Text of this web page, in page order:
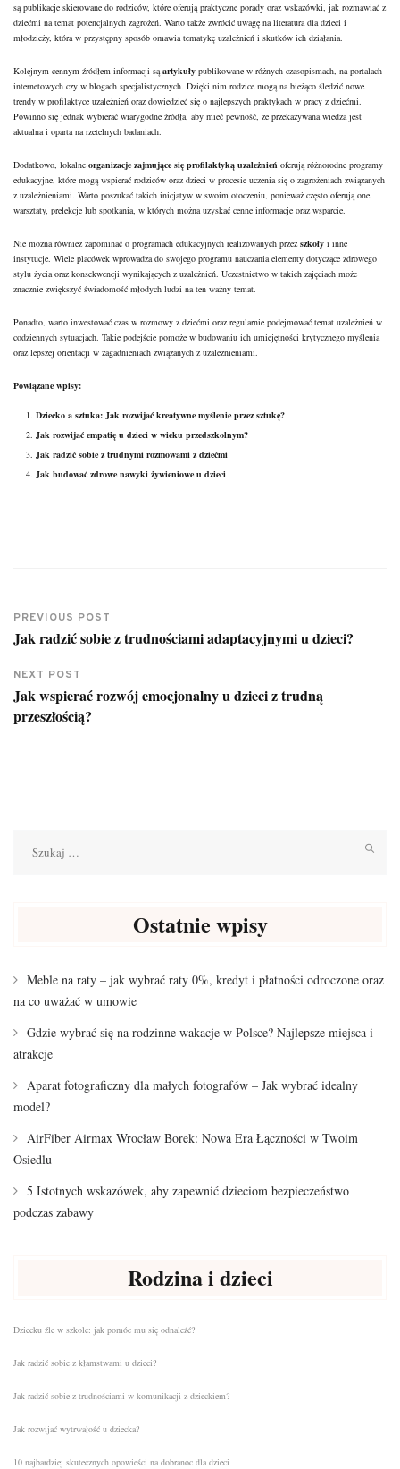
są publikacje skierowane do rodziców, które oferują praktyczne porady oraz wskazówki, jak rozmawiać z
dziećmi na temat potencjalnych zagrożeń. Warto także zwrócić uwagę na literatura dla dzieci i
młodzieży, która w przystępny sposób omawia tematykę uzależnień i skutków ich działania.
Kolejnym cennym źródłem informacji są artykuły publikowane w różnych czasopismach, na portalach
internetowych czy w blogach specjalistycznych. Dzięki nim rodzice mogą na bieżąco śledzić nowe
trendy w profilaktyce uzależnień oraz dowiedzieć się o najlepszych praktykach w pracy z dziećmi.
Powinno się jednak wybierać wiarygodne źródła, aby mieć pewność, że przekazywana wiedza jest
aktualna i oparta na rzetelnych badaniach.
Dodatkowo, lokalne organizacje zajmujące się profilaktyką uzależnień oferują różnorodne programy
edukacyjne, które mogą wspierać rodziców oraz dzieci w procesie uczenia się o zagrożeniach związanych
z uzależnieniami. Warto poszukać takich inicjatyw w swoim otoczeniu, ponieważ często oferują one
warsztaty, prelekcje lub spotkania, w których można uzyskać cenne informacje oraz wsparcie.
Nie można również zapominać o programach edukacyjnych realizowanych przez szkoły i inne
instytucje. Wiele placówek wprowadza do swojego programu nauczania elementy dotyczące zdrowego
stylu życia oraz konsekwencji wynikających z uzależnień. Uczestnictwo w takich zajęciach może
znacznie zwiększyć świadomość młodych ludzi na ten ważny temat.
Ponadto, warto inwestować czas w rozmowy z dziećmi oraz regularnie podejmować temat uzależnień w
codziennych sytuacjach. Takie podejście pomoże w budowaniu ich umiejętności krytycznego myślenia
oraz lepszej orientacji w zagadnieniach związanych z uzależnieniami.
Powiązane wpisy:
Dziecko a sztuka: Jak rozwijać kreatywne myślenie przez sztukę?
Jak rozwijać empatię u dzieci w wieku przedszkolnym?
Jak radzić sobie z trudnymi rozmowami z dziećmi
Jak budować zdrowe nawyki żywieniowe u dzieci
PREVIOUS POST
Jak radzić sobie z trudnościami adaptacyjnymi u dzieci?
NEXT POST
Jak wspierać rozwój emocjonalny u dzieci z trudną
przeszłością?
Ostatnie wpisy
Meble na raty – jak wybrać raty 0%, kredyt i płatności odroczone oraz
na co uważać w umowie
Gdzie wybrać się na rodzinne wakacje w Polsce? Najlepsze miejsca i
atrakcje
Aparat fotograficzny dla małych fotografów – Jak wybrać idealny
model?
AirFiber Airmax Wrocław Borek: Nowa Era Łączności w Twoim
Osiedlu
5 Istotnych wskazówek, aby zapewnić dzieciom bezpieczeństwo
podczas zabawy
Rodzina i dzieci
Dziecku źle w szkole: jak pomóc mu się odnaleźć?
Jak radzić sobie z kłamstwami u dzieci?
Jak radzić sobie z trudnościami w komunikacji z dzieckiem?
Jak rozwijać wytrwałość u dziecka?
10 najbardziej skutecznych opowieści na dobranoc dla dzieci